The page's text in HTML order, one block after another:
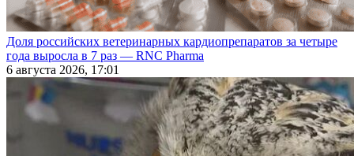
Доля российских ветеринарных кардиопрепаратов за четыре
года выросла в 7 раз — RNC Pharma
6 августа 2026, 17:01